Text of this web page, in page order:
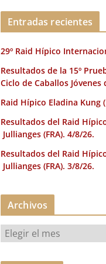
Entradas recientes
29º Raid Hípico
Resultados de la 15º
Ciclo de Caballos Jóvenes
Raid Hípico Eladina Kung
Resultados del Raid
Jullianges (FRA). 4/8/26.
Resultados del Raid
Jullianges (FRA). 3/8/26.
Archivos
r
c